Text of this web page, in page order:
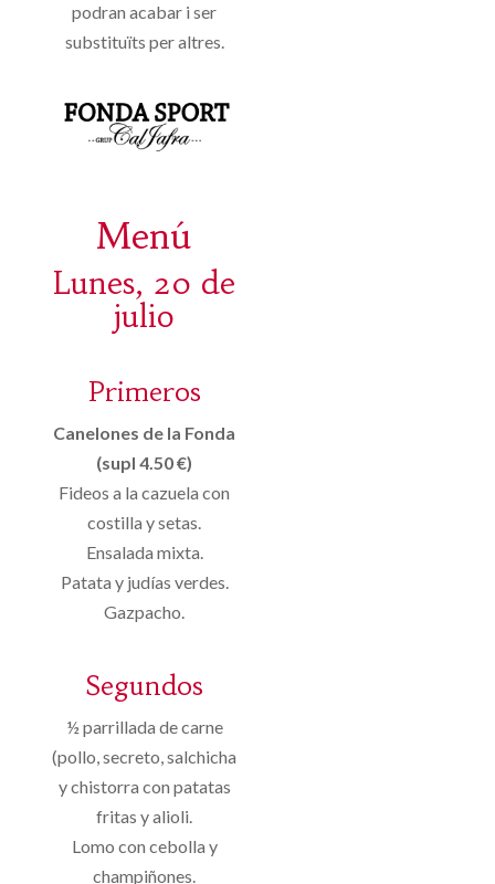
podran acabar i ser
substituïts per altres.
Menú
Lunes, 20 de
julio
Primeros
Canelones de la Fonda
(supl 4.50 €)
Fideos a la cazuela con
costilla y setas.
Ensalada mixta.
Patata y judías verdes.
Gazpacho.
Segundos
½ parrillada de carne
(pollo, secreto, salchicha
y chistorra con patatas
fritas y alioli.
Lomo con cebolla y
champiñones.